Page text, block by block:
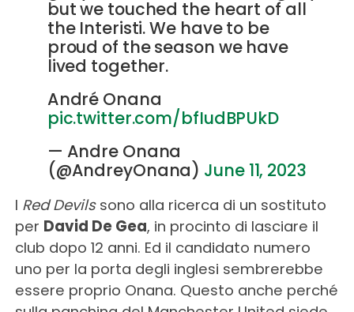
but we touched the heart of all
the Interisti. We have to be
proud of the season we have
lived together.
André Onana
pic.twitter.com/bfIudBPUkD
— Andre Onana
(@AndreyOnana) June 11, 2023
I Red Devilssono alla ricerca di un sostituto
per David De Gea, in procinto di lasciare il
club dopo 12 anni. Ed il candidato numero
uno per la porta degli inglesi sembrerebbe
essere proprio Onana. Questo anche perché